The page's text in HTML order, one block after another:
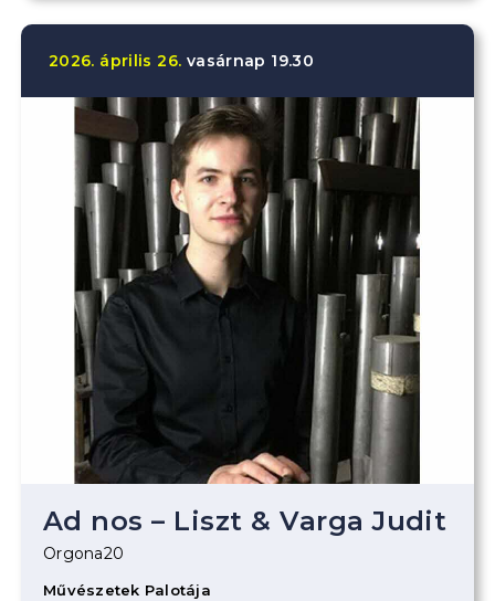
2026. április 26. vasárnap 19.30
Ad nos – Liszt & Varga Judit
Orgona20
Művészetek Palotája